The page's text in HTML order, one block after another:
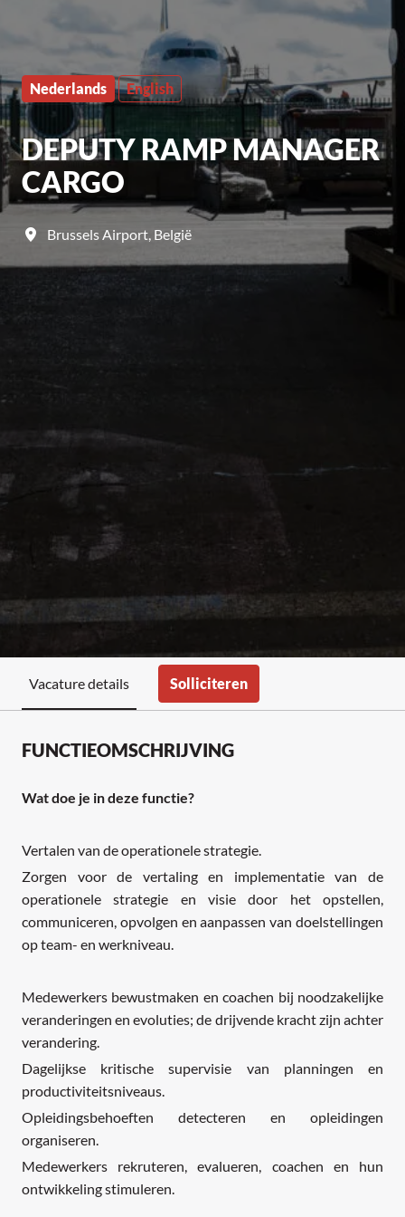
Nederlands English
DEPUTY RAMP MANAGER
CARGO
Brussels Airport, België
Vacature details Solliciteren
FUNCTIEOMSCHRIJVING
Wat doe je in deze functie?
Vertalen van de operationele strategie.
Zorgen voor de vertaling en implementatie van de
operationele strategie en visie door het opstellen,
communiceren, opvolgen en aanpassen van doelstellingen
op team- en werkniveau.
Medewerkers bewustmaken en coachen bij noodzakelijke
veranderingen en evoluties; de drijvende kracht zijn achter
verandering.
Dagelijkse kritische supervisie van planningen en
productiviteitsniveaus.
Opleidingsbehoeften detecteren en opleidingen
organiseren.
Medewerkers rekruteren, evalueren, coachen en hun
ontwikkeling stimuleren.